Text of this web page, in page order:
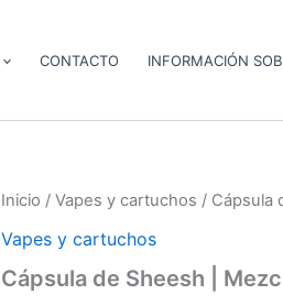
CONTACTO INFORMACIÓN
Inicio / Vapes y cartuchos / Cápsula
Vapes y cartuchos
Cápsula de Sheesh |
Cápsula
Sheesh
Mezcla